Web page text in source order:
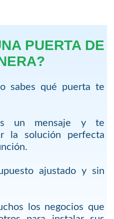
PUERTA DE
sabes qué puerta te
un mensaje y te
la solución perfecta
ajustado y sin
los negocios que